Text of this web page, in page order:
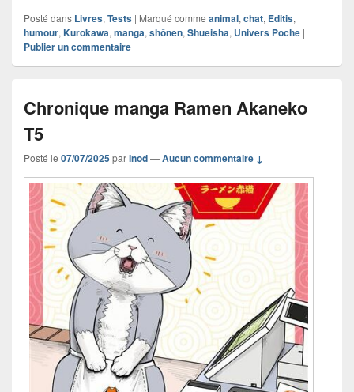
Posté dans Livres, Tests | Marqué comme animal, chat, Editis,
humour, Kurokawa, manga, shônen, Shueisha, Univers Poche |
Publier un commentaire
Chronique manga Ramen Akaneko
T5
Posté le 07/07/2025parInod—Aucun commentaire ↓